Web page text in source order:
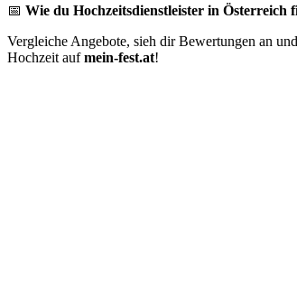
📅 Wie du Hochzeitsdienstleister in Österreich
Vergleiche Angebote, sieh dir Bewertungen an
Hochzeit aufmein-fest.at!